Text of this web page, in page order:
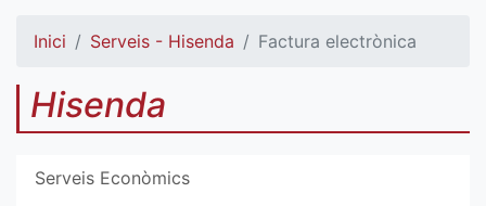
Inici Serveis - Hisenda Factura electrònica
Hisenda
Serveis Econòmics